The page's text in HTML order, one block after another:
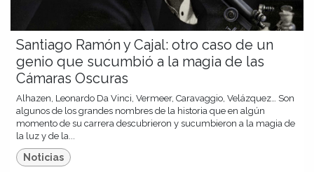
Santiago Ramón y Cajal: otro caso de un
genio que sucumbió a la magia de las
Cámaras Oscuras
Alhazen, Leonardo Da Vinci, Vermeer, Caravaggio, Velázquez… Son
algunos de los grandes nombres de la historia que en algún
momento de su carrera descubrieron y sucumbieron a la magia de
la luz y de la...
Noticias